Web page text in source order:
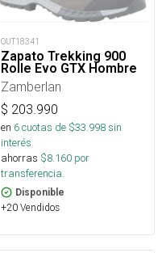
OUT18341
Zapato Trekking 900
Rolle Evo GTX Hombre
Zamberlan
$ 203.990
en 6cuotas de $33.998sin
interés
ahorras $8.160 por
transferencia.
Disponible
+20 Vendidos